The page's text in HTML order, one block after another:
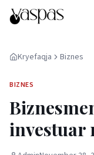
Kryefaqja Biznes
BIZNES
investuar